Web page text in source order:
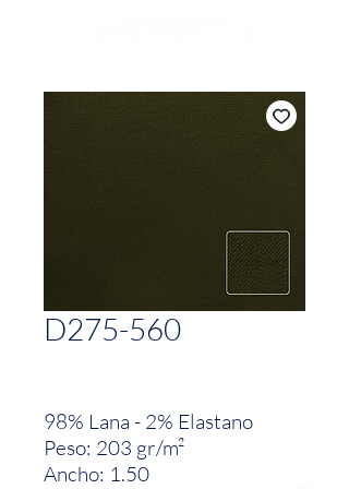
D275-560
98% Lana - 2% Elastano
Peso: 203 gr/m²
Ancho: 1.50